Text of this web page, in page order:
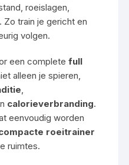
roeislagen,
Zo train je gericht en
volgen.
een completefull
alleen je spieren,
,
calorieverbranding.
eenvoudig worden
roeitrainer
ruimtes.